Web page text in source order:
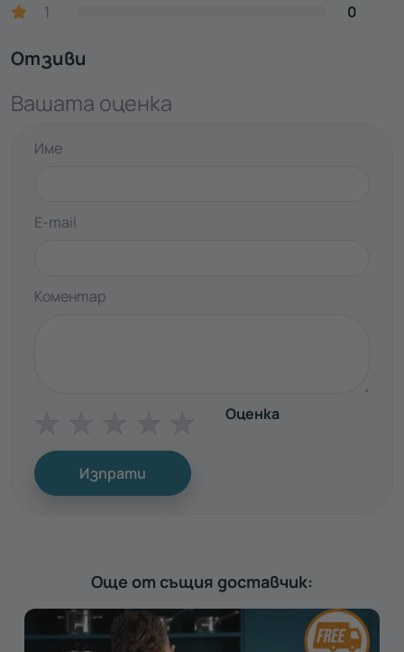
1
0
Отзиви
Вашата оценка
Име
E-mail
Коментар
Оценка
Изпрати
Още от същия доставчик: